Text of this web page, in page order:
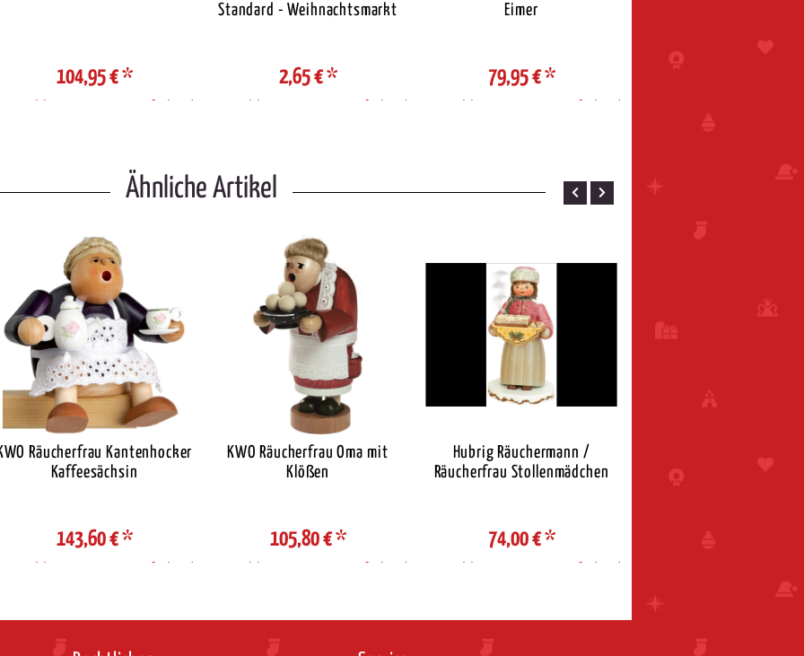
104,95 €*
Auswahl Steuerzone / Lieferland
Standard - Weihnachtsmarkt
2,65 €*
Auswahl Steuerzone / Lieferland
Eimer
79,95 €*
Auswahl Steuerzone / Lieferland
Ähnliche Artikel
Räucherfrau Kantenhocker
Kaffeesächsin
143,60 €*
Auswahl Steuerzone / Lieferland
KWO Räucherfrau Oma mit
Klößen
105,80 €*
Auswahl Steuerzone / Lieferland
Hubrig Räuchermann /
Räucherfrau Stollenmädchen
74,00 €*
Auswahl Steuerzone / Lieferland
117,20 €